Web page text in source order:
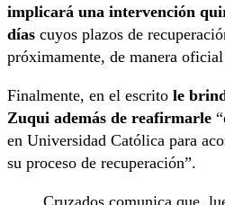
implicará una intervención
días cuyos plazos de
próximamente, de manera
Finalmente, en el escrito le
Zuqui además de reafirmarle
en Universidad Católica para
su proceso de recuperación”.